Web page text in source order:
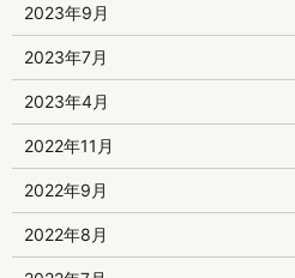
2023年9月
2023年7月
2023年4月
2022年11月
2022年9月
2022年8月